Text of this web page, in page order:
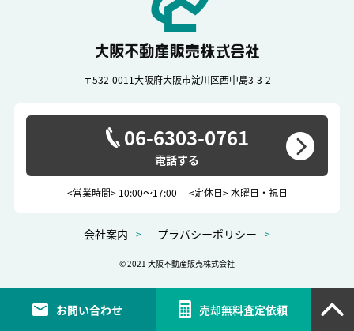
お問い合わせ 売却無料査定依頼
〒532-0011大阪府大阪市淀川区西中島3-3-2
06-6303-0761
<営業時間> 10:00～17:00 <定休日> 水曜日・祝日
会社案内 プラバシーポリシー
© 2021 大阪不動産販売株式会社